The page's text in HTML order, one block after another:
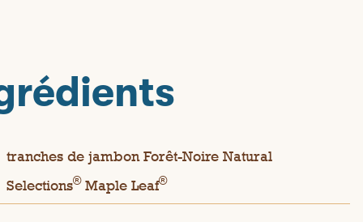
tranches de jambon Forêt-Noire Natural
Selections®Maple Leaf®